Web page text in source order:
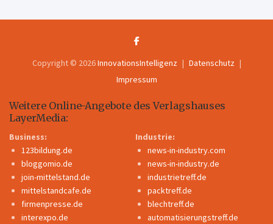
Copyright © 2026InnovationsIntelligenz
Datenschutz
Impressum
Weitere Online-Angebote des Verlagshauses
LayerMedia:
Business:
123bildung.de
bloggomio.de
join-mittelstand.de
mittelstandcafe.de
firmenpresse.de
interexpo.de
Industrie:
news-in-industry.com
news-in-industry.de
industrietreff.de
packtreff.de
blechtreff.de
automatisierungstreff.de